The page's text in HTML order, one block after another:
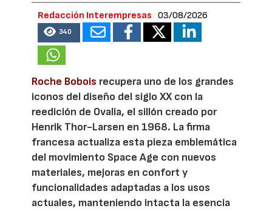
Redacción Interempresas 03/08/2026
340
Roche Bobois recupera uno de los grandes
iconos del diseño del siglo XX con la
reedición de Ovalia, el sillón creado por
Henrik Thor-Larsen en 1968. La firma
francesa actualiza esta pieza emblemática
del movimiento Space Age con nuevos
materiales, mejoras en confort y
funcionalidades adaptadas a los usos
actuales, manteniendo intacta la esencia